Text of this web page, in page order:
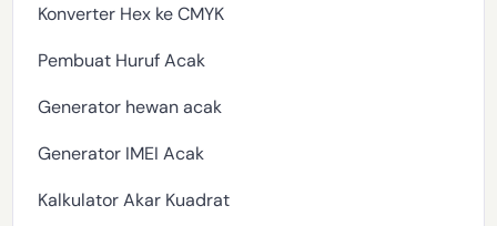
Konverter Hex ke CMYK
Pembuat Huruf Acak
Generator hewan acak
Generator IMEI Acak
Kalkulator Akar Kuadrat